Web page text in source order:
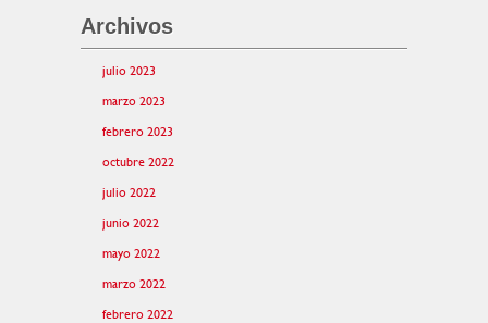
Archivos
julio 2023
marzo 2023
febrero 2023
octubre 2022
julio 2022
junio 2022
mayo 2022
marzo 2022
febrero 2022